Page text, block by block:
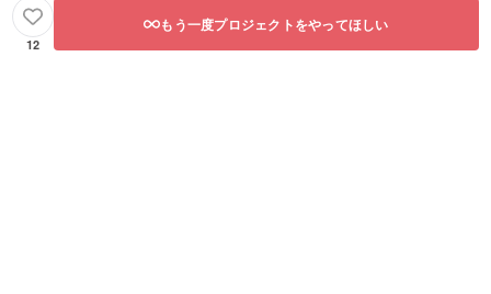
12
もう一度プロジェクトをやってほしい